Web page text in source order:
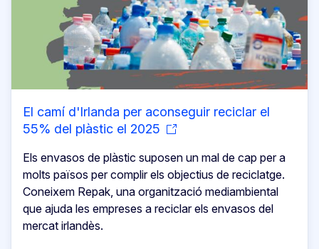
El camí d'Irlanda per aconseguir reciclar el
55% del plàstic el 2025
Els envasos de plàstic suposen un mal de cap per a
molts països per complir els objectius de reciclatge.
Coneixem Repak, una organització mediambiental
que ajuda les empreses a reciclar els envasos del
mercat irlandès.